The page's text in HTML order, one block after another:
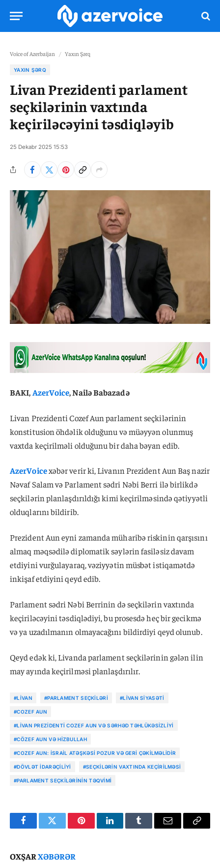
Voice of Azerbaijan / Yaxın Şərq
YAXIN ŞƏRQ
Livan Prezidenti parlament
seçkilərinin vaxtında
keçiriləcəyini təsdiqləyib
25 Dekabr 2025 15:53
BAKI,AzerVoice, Nailə Babazadə
Livan Prezidenti Cozef Aun parlament seçkilərinin
konstitusion öhdəlik olduğunu və müəyyən olunmuş
vaxtda keçirilməli olduğunu bir daha bəyan edib.
AzerVoicexəbər verir ki, Livanın Prezident Aun Baş nazir
Nəvaf Salam və Parlament sədri Nəbi Berri ilə birlikdə
seçkilərin planlaşdırıldığı kimi keçirilməsində qətiyyətli
olduqlarını bildirib.
Prezident Aun eyni zamanda müharibə riskinin qarşısını
almaq məqsədilə diplomatik səylərin fasiləsiz davam
etdiyini vurğulayaraq, vəziyyətin müsbət istiqamətdə
inkişaf etdiyini qeyd edib.
Parlament sədri Nəbi Berrinin də seçkilərin vaxtında
keçiriləcəyini təsdiqlədiyi, bu prosesdə heç bir gecikmə
və ya uzadılmanın olmayacağını bildirdiyi qeyd olunub.
Qeyd edək ki, Livanda parlament seçkilərinin gələn ilin
may ayında keçirilməsi planlaşdırılır.
#LIVAN #PARLAMENT SEÇKILƏRI #LIVAN SIYASƏTI
#COZEF AUN
#LIVAN PREZIDENTI COZEF AUN VƏ SƏRHƏD TƏHLÜKƏSIZLIYI
#CÖZEF AUN VƏ HIZBULLAH
#COZEF AUN: İSRAIL ATƏŞKƏSI POZUR VƏ GERI ÇƏKILMƏLIDIR
#DÖVLƏT IDARƏÇILIYI #SEÇKILƏRIN VAXTINDA KEÇIRILMƏSI
#PARLAMENT SEÇKILƏRININ TƏQVIMI
FacebookTwitter PinterestLinkedInTumblr Email
Copy
OXŞARXƏBƏRƏR